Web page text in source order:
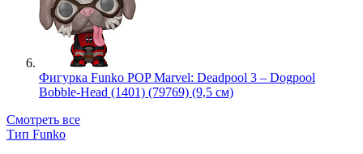
Фигурка Funko POP Marvel: Deadpool 3 – Dogpool
Bobble-Head (1401) (79769) (9,5 см)
Смотреть все
Тип Funko